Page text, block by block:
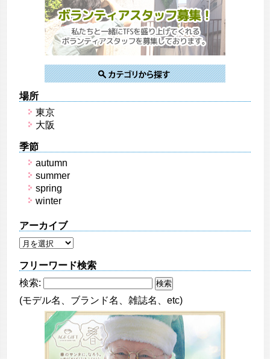
場所
東京
大阪
季節
autumn
summer
spring
winter
アーカイブ
フリーワード検索
検索:
(モデル名、ブランド名、雑誌名、etc)